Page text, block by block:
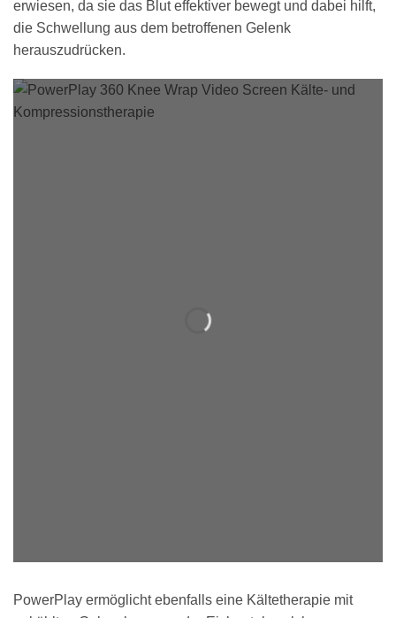
erwiesen, da sie das Blut effektiver bewegt und dabei hilft,
die Schwellung aus dem betroffenen Gelenk
herauszudrücken.
Der PowerPlay 360 Knee Wrap ist die Premiumvariante des Standard
PowerPlay ermöglicht ebenfalls eine Kältetherapie mit